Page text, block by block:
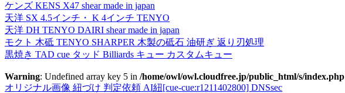
ケンズ KENS X47 shear made in japan
天洋 SX 4.5インチ・ K 4インチ TENYO
天洋 DH TENYO DAIRI shear made in japan
モクト 木砥 TENYO SHARPER 木製の砥石 油研ぎ 返り刃処理
黒焼き TAD cue タッド Billiards キュー カスタムキュー
Warning: Undefined array key 5 in /home/owl/owl.cloudfree.jp/public_html/s/index.php
オリジナル画像 紐づけ 判定依頼 AI紐[cue-cue:r1211402800] DNSsec